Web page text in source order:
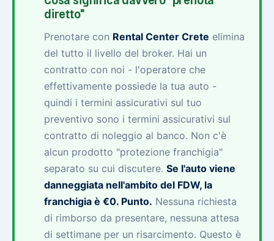
diretto"
Prenotare con Rental Center Crete elimina
del tutto il livello del broker. Hai un
contratto con noi - l'operatore che
effettivamente possiede la tua auto -
quindi i termini assicurativi sul tuo
preventivo sono i termini assicurativi sul
contratto di noleggio al banco. Non c'è
alcun prodotto "protezione franchigia"
separato su cui discutere. Se l'auto viene
danneggiata nell'ambito del FDW, la
franchigia è €0. Punto. Nessuna richiesta
di rimborso da presentare, nessuna attesa
di settimane per un risarcimento. Questo è